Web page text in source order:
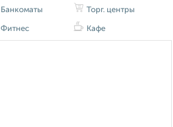
Банкоматы
Фитнес
Торг. центры
Кафе